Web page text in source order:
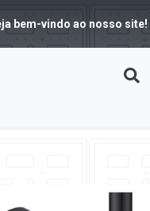
bem-vindo ao nosso site!